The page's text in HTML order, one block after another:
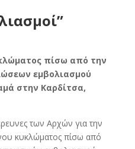
πίσω από την
εμβολιασμού
στην Καρδίτσα,
των Αρχών για την
κυκλώματος πίσω από